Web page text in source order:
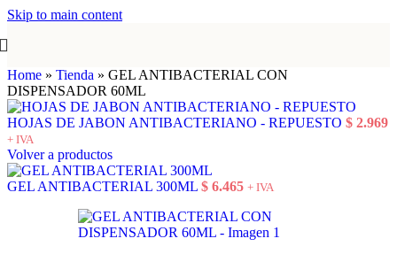
Skip to main content
Home » Tienda » GEL ANTIBACTERIAL CON
DISPENSADOR 60ML
HOJAS DE JABON ANTIBACTERIANO - REPUESTO $ 2.969
+ IVA
Volver a productos
GEL ANTIBACTERIAL 300ML $ 6.465 + IVA